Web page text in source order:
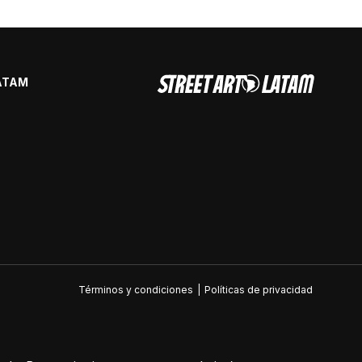
Términos y condiciones Políticas de privacidad